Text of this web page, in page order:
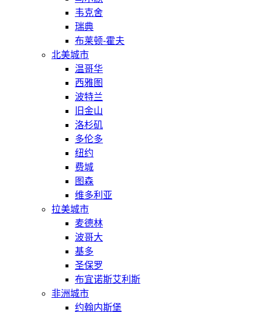
韦克舍
瑞典
布莱顿-霍夫
北美城市
温哥华
西雅图
波特兰
旧金山
洛杉矶
多伦多
纽约
费城
图森
维多利亚
拉美城市
麦德林
波哥大
基多
圣保罗
布宜诺斯艾利斯
非洲城市
约翰内斯堡